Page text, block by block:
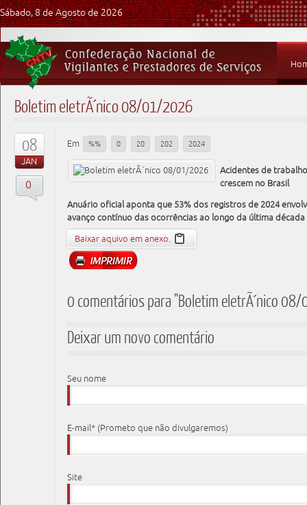
Sábado, 8 de Agosto de 2026
Boletim eletrÃ´nico 08/01/2026
08
JAN
0
Em %% 0 20 202 2024
Acidentes de
crescem no Brasil
Anuário oficial aponta que 53% dos registros de 2024
avanço contínuo das ocorrências ao longo da última década
Baixar aquivo em anexo.
0 comentários para "Boletim eletrÃ´nico
Deixar um novo comentário
Seu nome
E-mail* (Prometo que não divulgaremos)
Site